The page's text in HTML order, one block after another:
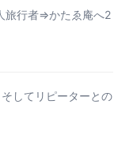
旅行者⇒かたゑ庵へ2
してリピーターとの